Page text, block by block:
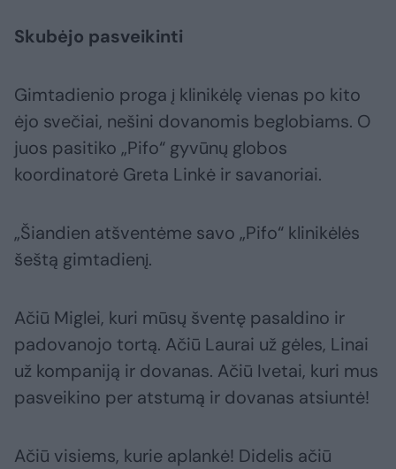
Skubėjo pasveikinti
Gimtadienio proga į klinikėlę vienas po kito
ėjo svečiai, nešini dovanomis beglobiams. O
juos pasitiko „Pifo“ gyvūnų globos
koordinatorė Greta Linkė ir savanoriai.
„Šiandien atšventėme savo „Pifo“ klinikėlės
šeštą gimtadienį.
Ačiū Miglei, kuri mūsų šventę pasaldino ir
padovanojo tortą. Ačiū Laurai už gėles, Linai
už kompaniją ir dovanas. Ačiū Ivetai, kuri mus
pasveikino per atstumą ir dovanas atsiuntė!
Ačiū visiems, kurie aplankė! Didelis ačiū